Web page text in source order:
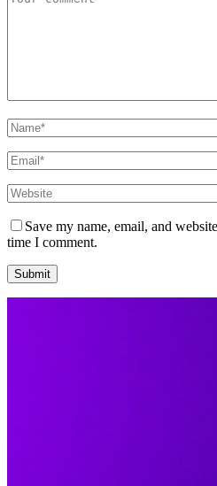
Save my name, email, and
time I comment.